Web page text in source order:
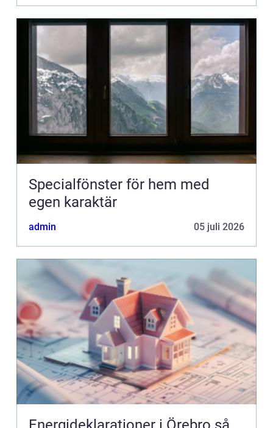
Specialfönster för hem med
egen karaktär
admin 05 juli 2026